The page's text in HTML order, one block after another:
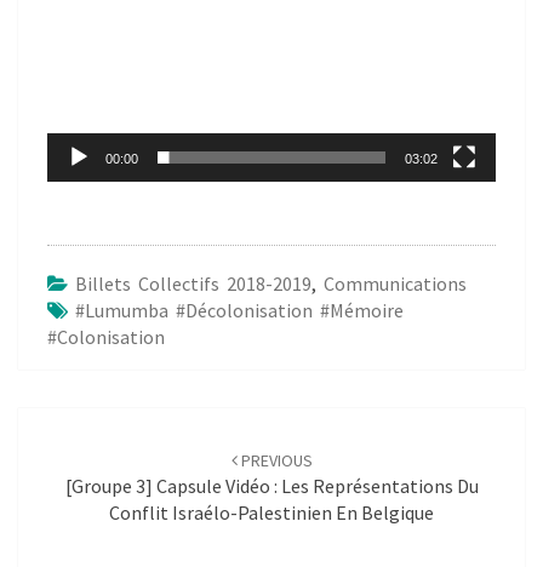
00:00 03:02
Billets Collectifs 2018-2019, Communications
#Lumumba #Décolonisation #Mémoire
#Colonisation
PREVIOUS
[Groupe 3] Capsule Vidéo : Les Représentations Du
Conflit Israélo-Palestinien En Belgique